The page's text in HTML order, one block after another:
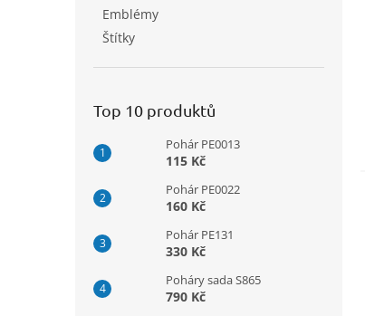
Emblémy
Štítky
Top 10 produktů
Pohár PE0013
115 Kč
Pohár PE0022
160 Kč
Pohár PE131
330 Kč
Poháry sada S865
790 Kč